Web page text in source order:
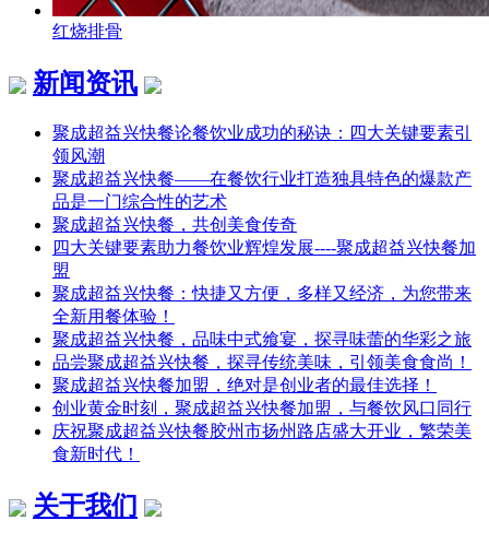
红烧排骨
新闻资讯
聚成超益兴快餐论餐饮业成功的秘诀：四大关键要素引
领风潮
聚成超益兴快餐——在餐饮行业打造独具特色的爆款产
品是一门综合性的艺术
聚成超益兴快餐，共创美食传奇
四大关键要素助力餐饮业辉煌发展----聚成超益兴快餐加
盟
聚成超益兴快餐：快捷又方便，多样又经济，为您带来
全新用餐体验！
聚成超益兴快餐，品味中式飨宴，探寻味蕾的华彩之旅
品尝聚成超益兴快餐，探寻传统美味，引领美食食尚！
聚成超益兴快餐加盟，绝对是创业者的最佳选择！
创业黄金时刻，聚成超益兴快餐加盟，与餐饮风口同行
庆祝聚成超益兴快餐胶州市扬州路店盛大开业，繁荣美
食新时代！
关于我们